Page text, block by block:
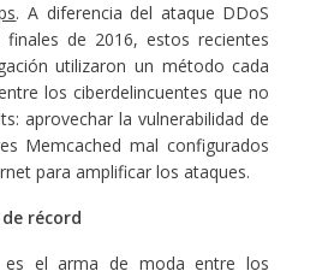
. A diferencia del ataque DDoS
de 2016, estos recientes
utilizaron un método cada
los ciberdelincuentes que no
aprovechar la vulnerabilidad de
Memcached mal configurados
para amplificar los ataques.
récord
es el arma de moda entre los